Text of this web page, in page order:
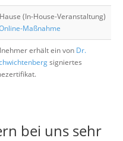
(In-House-Veranstaltung)
Maßnahme
erhält ein von Dr.
signiertes
bei uns sehr